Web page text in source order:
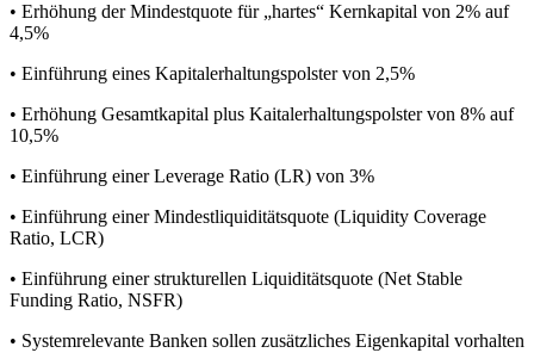
• Erhöhung der Mindestquote für „hartes“ Kernkapital von 2% auf
4,5%
• Einführung eines Kapitalerhaltungspolster von 2,5%
• Erhöhung Gesamtkapital plus Kaitalerhaltungspolster von 8% auf
10,5%
• Einführung einer Leverage Ratio (LR) von 3%
• Einführung einer Mindestliquiditätsquote (Liquidity Coverage
Ratio, LCR)
• Einführung einer strukturellen Liquiditätsquote (Net Stable
Funding Ratio, NSFR)
• Systemrelevante Banken sollen zusätzliches Eigenkapital vorhalten